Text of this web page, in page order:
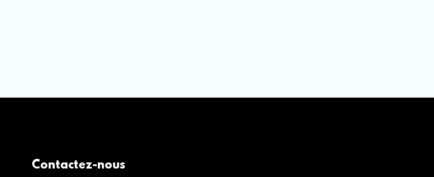
Contactez-nous